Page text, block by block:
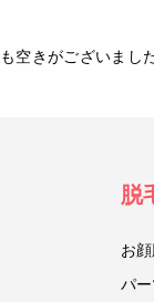
空きがございまし
脱
お
パ